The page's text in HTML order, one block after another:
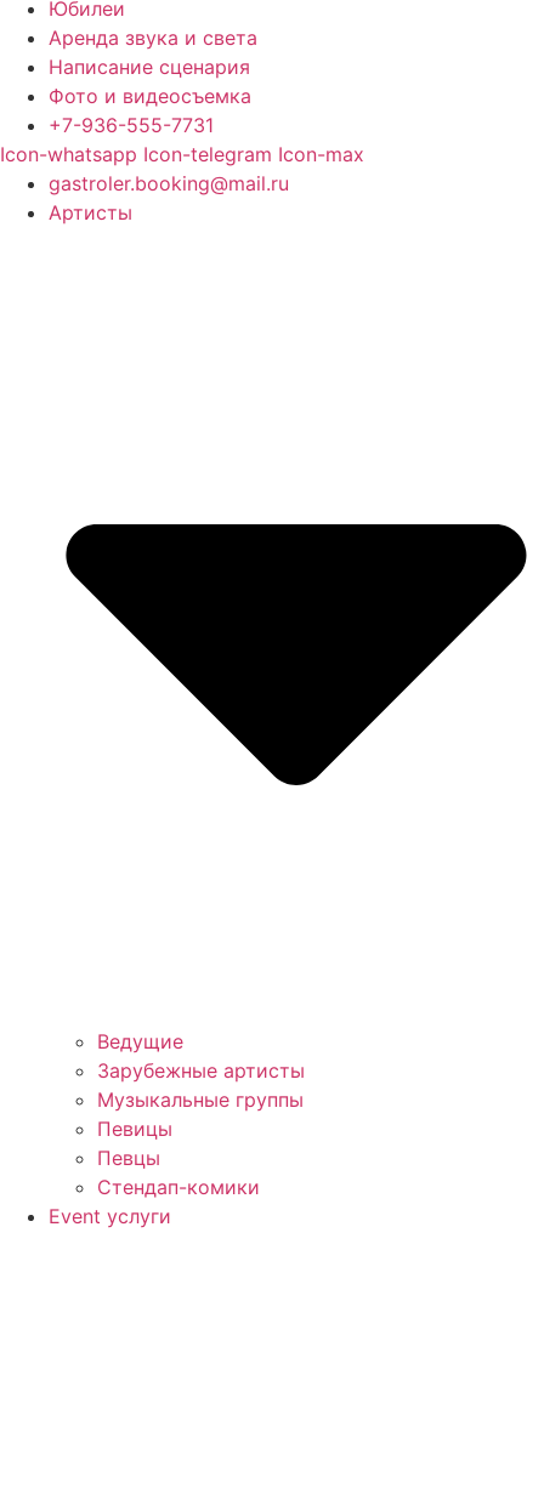
Юбилеи
Аренда звука и света
Написание сценария
Фото и видеосъемка
+7-936-555-7731
Icon-whatsapp Icon-telegram Icon-max
gastroler.booking@mail.ru
Артисты
Ведущие
Зарубежные артисты
Музыкальные группы
Певицы
Певцы
Стендап-комики
Event услуги